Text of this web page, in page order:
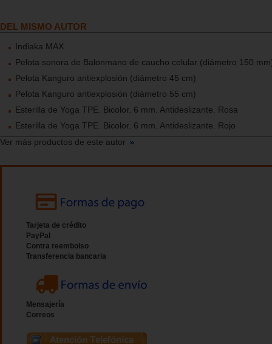
DEL MISMO AUTOR
Indiaka MAX
Pelota sonora de Balonmano de caucho celular (diámetro 150
Pelota Kanguro antiexplosión (diámetro 45 cm)
Pelota Kanguro antiexplosión (diámetro 55 cm)
Esterilla de Yoga TPE. Bicolor. 6 mm. Antideslizante. Rosa
Esterilla de Yoga TPE. Bicolor. 6 mm. Antideslizante. Rojo
Ver más productos de este autor
Tarjeta de crédito
PayPal
Contra reembolso
Transferencia bancaria
Mensajería
Correos